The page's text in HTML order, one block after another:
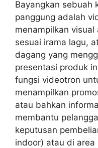
Bayangkan sebuah
panggung adalah
menampilkan
sesuai irama lagu,
dagang yang
presentasi produk
fungsi videotron
menampilkan
atau bahkan
membantu
keputusan
indoor) atau di